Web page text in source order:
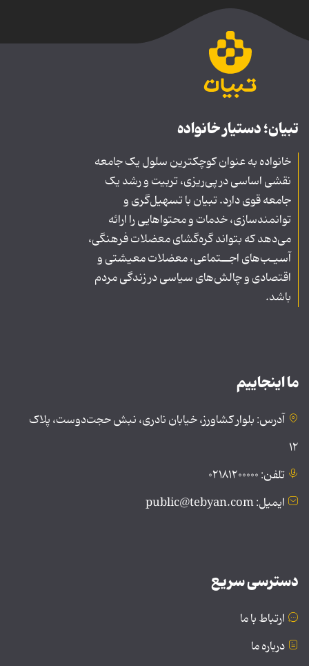
تبیان؛ دستیار خانواده
خانواده به عنوان کوچکترین سلول یک جامعه
نقشی اساسی در پی‌ریزی، تربیت و رشد یک
جامعه قوی دارد. تبیان با تسهیل‌گری و
توانمندسازی، خدمات و محتواهایی را ارائه
می‌دهد که بتواند گره‌گشای معضلات فرهنگی،
آسیـب‌های اجــتماعی، معضلات معیشتی و
اقتصادی و چالش‌های سیاسی در زندگی مردم
باشد.
ما اینجاییم
آدرس: بلوار کشاورز، خیابان نادری، نبش حجت‌دوست، پلاک
۱۲
تلفن: ۰۲۱۸۱۲۰۰۰۰۰
ایمیل: public@tebyan.com
دسترسی سریع
ارتباط با ما
درباره ما